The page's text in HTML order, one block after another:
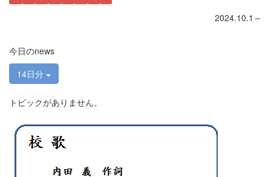
2024.10.1～
今日のnews
14日分
トピックがありません。